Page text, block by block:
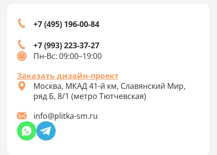
+7 (495) 196-00-84
+7 (993) 223-37-27
Пн-Вс: 09:00–19:00
Заказать дизайн-проект
Москва, МКАД 41-й км, Славянский Мир,
ряд Б, 8/1 (метро Тютчевская)
info@plitka-sm.ru